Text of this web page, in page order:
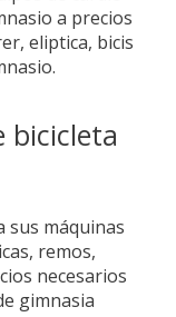
a precios
eliptica, bicis
bicicleta
sus máquinas
remos,
necesarios
gimnasia